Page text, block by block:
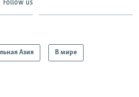
Follow us
Азия В мире